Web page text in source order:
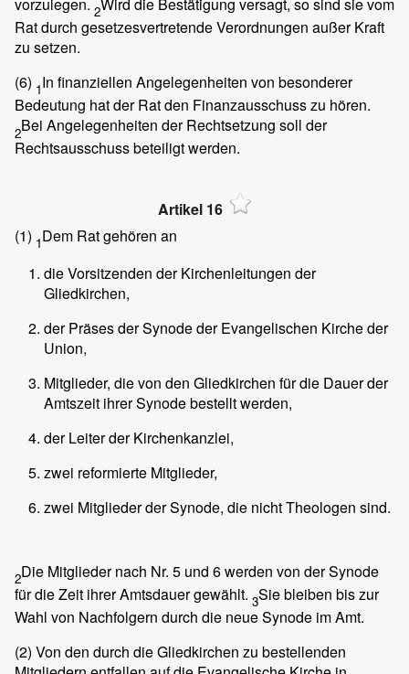
2
Rat durch gesetzesvertretende Verordnungen außer Kraft
zu setzen.
(6) 1In finanziellen Angelegenheiten von besonderer
Bedeutung hat der Rat den Finanzausschuss zu hören.
2Bei Angelegenheiten der Rechtsetzung soll der
Rechtsausschuss beteiligt werden.
Artikel 16
(1) 1Dem Rat gehören an
die Vorsitzenden der Kirchenleitungen der
Gliedkirchen,
der Präses der Synode der Evangelischen Kirche der
Union,
Mitglieder, die von den Gliedkirchen für die Dauer der
Amtszeit ihrer Synode bestellt werden,
der Leiter der Kirchenkanzlei,
zwei reformierte Mitglieder,
zwei Mitglieder der Synode, die nicht Theologen sind.
2Die Mitglieder nach Nr. 5 und 6 werden von der Synode
für die Zeit ihrer Amtsdauer gewählt. 3Sie bleiben bis zur
Wahl von Nachfolgern durch die neue Synode im Amt.
(2) Von den durch die Gliedkirchen zu bestellenden